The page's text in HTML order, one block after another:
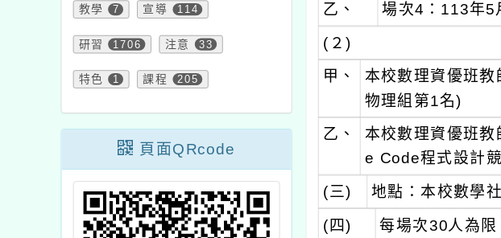
教學 7 宣導 114
研習 1706 注意 33
特色 1 課程 205
頁面QRcode
乙、 場次4：113年5
(２)
甲、 本校數理資優班
物理組第1名)
乙、
本校數理資優班
e Code程式設計
(三) 地點：本校數學
(四)
每場次30人為限